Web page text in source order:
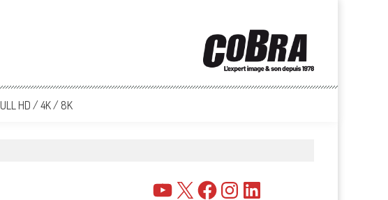
HD / 4K / 8K
YouTube
X FacebookInstagramLinkedIn